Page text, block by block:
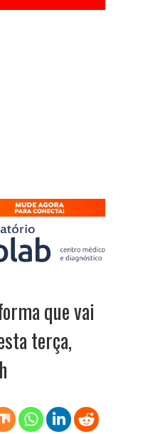
que vai
terça,